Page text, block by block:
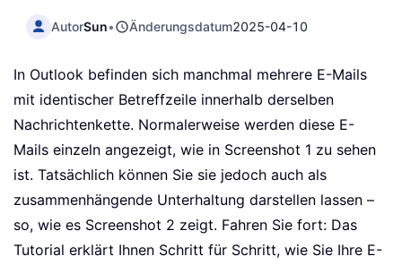
AutorSun• Änderungsdatum2025-04-10
In Outlook befinden sich manchmal mehrere E-Mails
mit identischer Betreffzeile innerhalb derselben
Nachrichtenkette. Normalerweise werden diese E-
Mails einzeln angezeigt, wie in Screenshot 1 zu sehen
ist. Tatsächlich können Sie sie jedoch auch als
zusammenhängende Unterhaltung darstellen lassen –
so, wie es Screenshot 2 zeigt. Fahren Sie fort: Das
Tutorial erklärt Ihnen Schritt für Schritt, wie Sie Ihre E-